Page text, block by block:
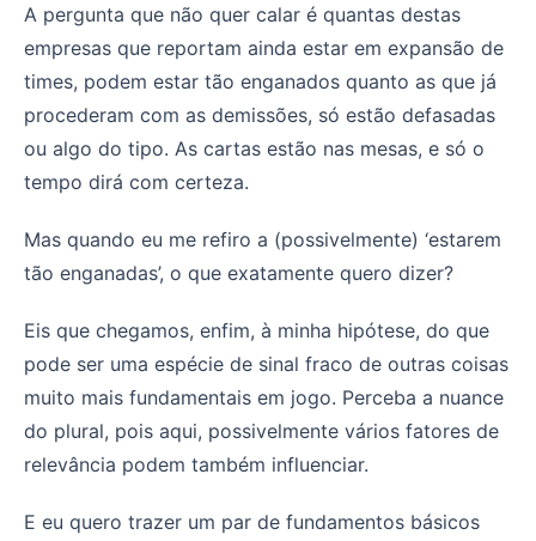
A pergunta que não quer calar é quantas destas
empresas que reportam ainda estar em expansão de
times, podem estar tão enganados quanto as que já
procederam com as demissões, só estão defasadas
ou algo do tipo. As cartas estão nas mesas, e só o
tempo dirá com certeza.
Mas quando eu me refiro a (possivelmente) ‘estarem
tão enganadas’, o que exatamente quero dizer?
Eis que chegamos, enfim, à minha hipótese, do que
pode ser uma espécie de sinal fraco de outras coisas
muito mais fundamentais em jogo. Perceba a nuance
do plural, pois aqui, possivelmente vários fatores de
relevância podem também influenciar.
E eu quero trazer um par de fundamentos básicos